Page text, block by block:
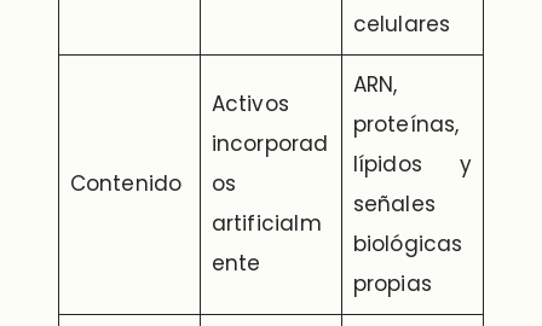
celulares
Contenido
Activos
incorporad
os
artificialm
ente
ARN,
proteínas,
lípidos y
señales
biológicas
propias